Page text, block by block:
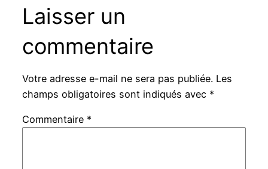
Laisser un
commentaire
Votre adresse e-mail ne sera pas publiée. Les
champs obligatoires sont indiqués avec *
Commentaire *